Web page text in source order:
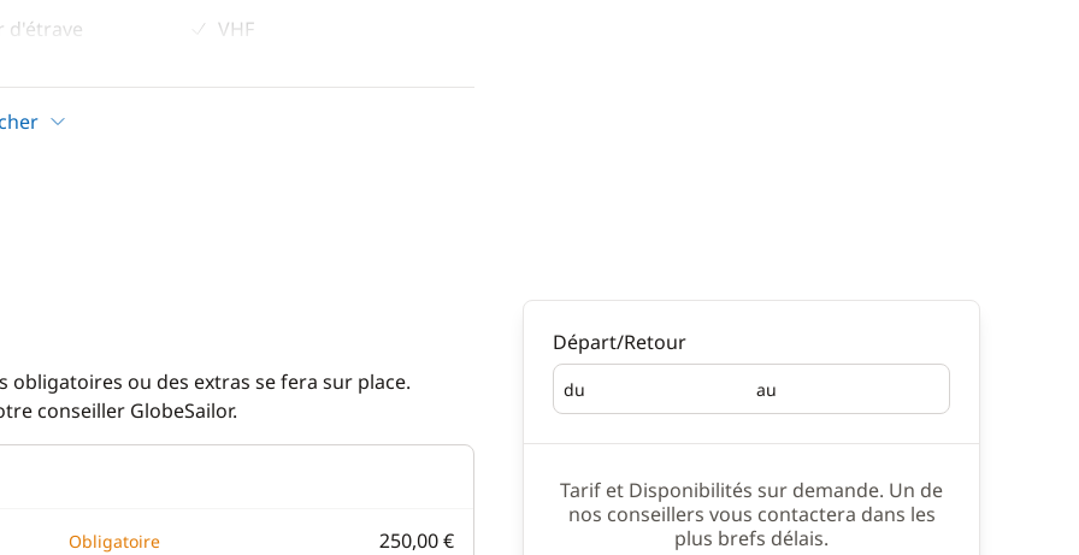
d'étrave
VHF
ou des extras se fera sur place.
conseiller GlobeSailor.
Obligatoire 250,00 €
Départ/Retour
du
Départ au
Retour
Tarif et Disponibilités sur demande. Un de
nos conseillers vous contactera dans les
plus brefs délais.